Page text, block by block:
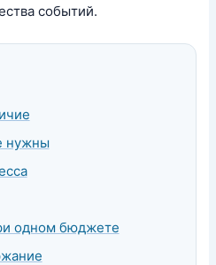
событий.
нужны
одном бюджете